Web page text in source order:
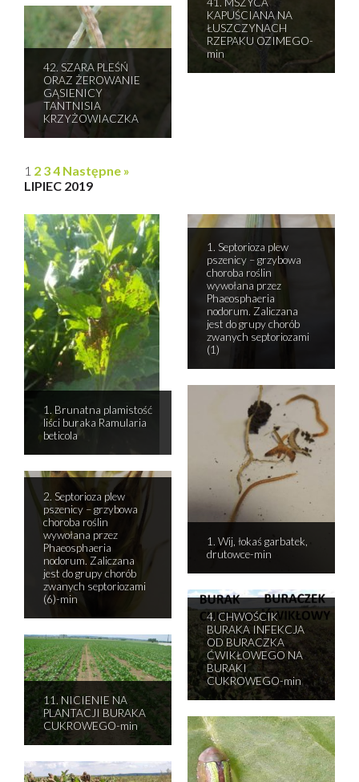
41. MSZYCA
KAPUŚCIANA NA
ŁUSZCZYNACH
RZEPAKU OZIMEGO-
min
42. SZARA PLEŚŃ
ORAZ ŻEROWANIE
GĄSIENICY
TANTNISIA
KRZYŻOWIACZKA
1 2 34 Następne »
LIPIEC 2019
1. Brunatna plamistość
liści buraka Ramularia
beticola
1. Septorioza plew
pszenicy – grzybowa
choroba roślin
wywołana przez
Phaeosphaeria
nodorum. Zaliczana
jest do grupy chorób
zwanych septoriozami
(1)
1. Wij, łokaś garbatek,
drutowce-min
2. Septorioza plew
pszenicy – grzybowa
choroba roślin
wywołana przez
Phaeosphaeria
nodorum. Zaliczana
jest do grupy chorób
zwanych septoriozami
(6)-min
4. CHWOŚCIK
BURAKA INFEKCJA
OD BURACZKA
ĆWIKŁOWEGO NA
BURAKI
CUKROWEGO-min
11. NICIENIE NA
PLANTACJI BURAKA
CUKROWEGO-min